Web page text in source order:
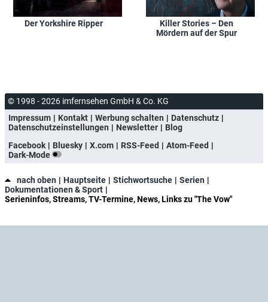
Der Yorkshire Ripper
Killer Stories – Den
Mördern auf der Spur
© 1998 - 2026 imfernsehen GmbH & Co. KG
Impressum
Kontakt Werbung schalten
Datenschutz
Datenschutzeinstellungen
Newsletter
Blog
Facebook
Bluesky X.com RSS-Feed
Atom-Feed
Dark-Mode
nach oben Hauptseite Stichwortsuche
Serien
Dokumentationen & Sport
Serieninfos, Streams, TV-Termine, News, Links zu "The Vow"